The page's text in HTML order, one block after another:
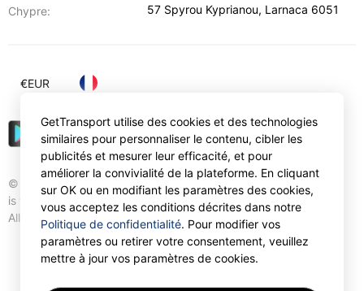
Chypre:
57 Spyrou Kyprianou, Larnaca 6051
© Gettransport International Limited. GetTransport®
is trademark of Gettransport International Limited.
All rights reserved.
€EUR
GetTransport utilise des cookies et des technologies
similaires pour personnaliser le contenu, cibler les
publicités et mesurer leur efficacité, et pour
améliorer la convivialité de la plateforme. En cliquant
sur OK ou en modifiant les paramètres des cookies,
vous acceptez les conditions décrites dans notre
Politique de confidentialité. Pour modifier vos
paramètres ou retirer votre consentement, veuillez
mettre à jour vos paramètres de cookies.